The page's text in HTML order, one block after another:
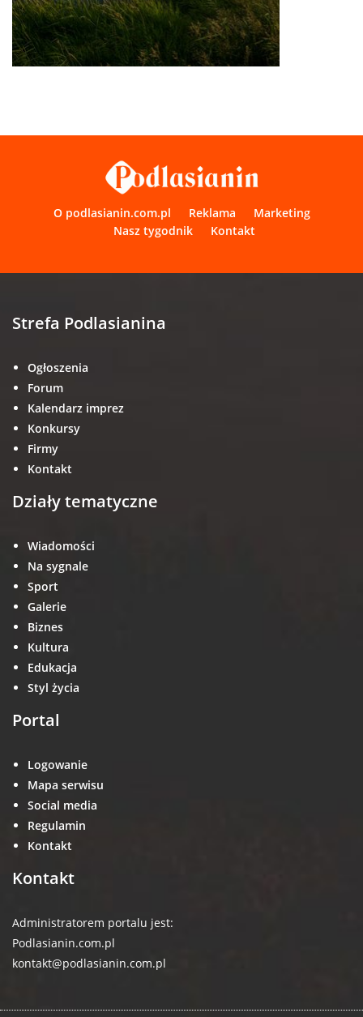
O podlasianin.com.pl Reklama
Marketing
Nasz tygodnik
Kontakt
Strefa Podlasianina
Ogłoszenia
Forum
Kalendarz imprez
Konkursy
Firmy
Kontakt
Działy tematyczne
Wiadomości
Na sygnale
Sport
Galerie
Biznes
Kultura
Edukacja
Styl życia
Portal
Logowanie
Mapa serwisu
Social media
Regulamin
Kontakt
Kontakt
Administratorem portalu jest:
Podlasianin.com.pl
kontakt@podlasianin.com.pl